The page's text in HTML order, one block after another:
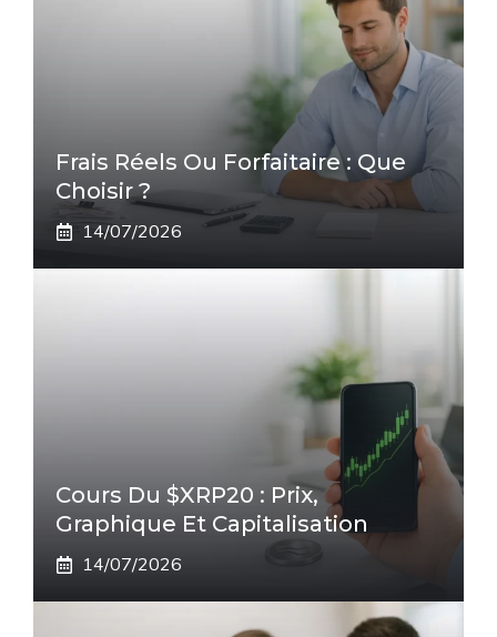
Frais Réels Ou Forfaitaire : Que
Choisir ?
14/07/2026
Cours Du $XRP20 : Prix,
Graphique Et Capitalisation
14/07/2026